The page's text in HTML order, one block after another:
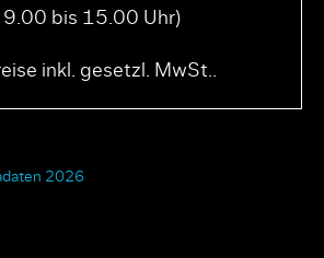
9.00 bis 15.00 Uhr)
inkl. gesetzl. MwSt..
2026